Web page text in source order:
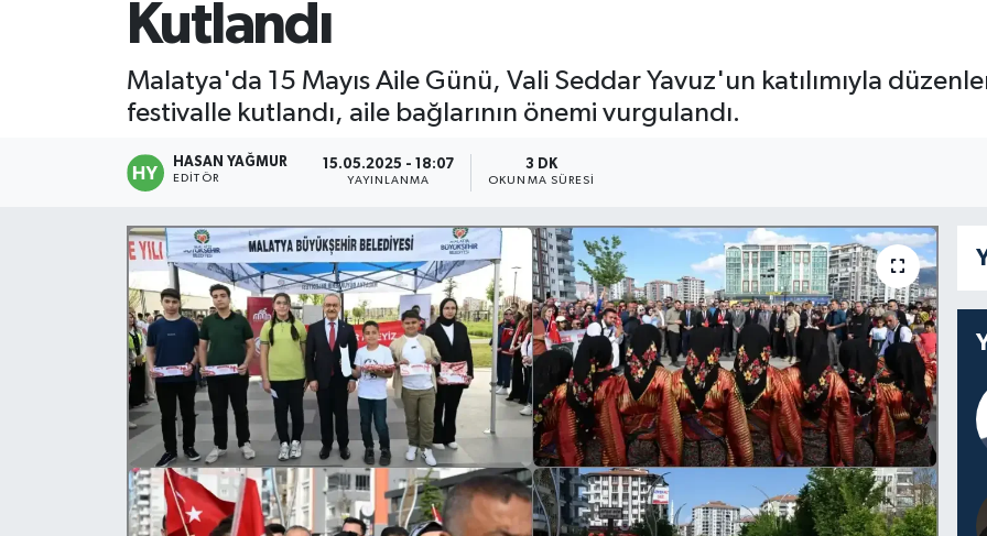
Kutlandı
Malatya'da 15 Mayıs Aile Günü, Vali Seddar Yavuz'un katılımıyla
festivalle kutlandı, aile bağlarının önemi vurgulandı.
HASAN YAĞMUR
EDITÖR
15.05.2025 - 18:07
YAYINLANMA
3 DK
OKUNMA SÜRESI
Gündem
Kültür & Sanat
Politika
Teknoloji
TFF 3.Lig 2.Grup Puan Durumu ve Fikstür
Tüm Manşetler
Son Dakika Haberleri